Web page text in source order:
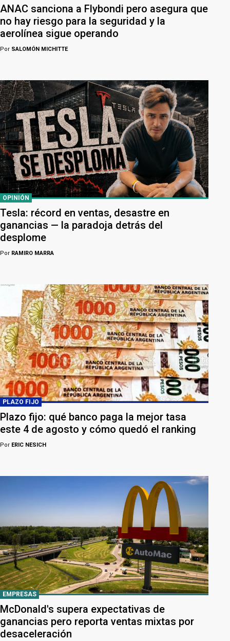
ANAC sanciona a Flybondi pero asegura que
no hay riesgo para la seguridad y la
aerolínea sigue operando
Por SALOMÓN MICHITTE
OPINIÓN
Tesla: récord en ventas, desastre en
ganancias — la paradoja detrás del
desplome
Por RAMIRO MARRA
PLAZO FIJO
Plazo fijo: qué banco paga la mejor tasa
este 4 de agosto y cómo quedó el ranking
Por ERIC NESICH
EMPRESAS
McDonald's supera expectativas de
ganancias pero reporta ventas mixtas por
desaceleración